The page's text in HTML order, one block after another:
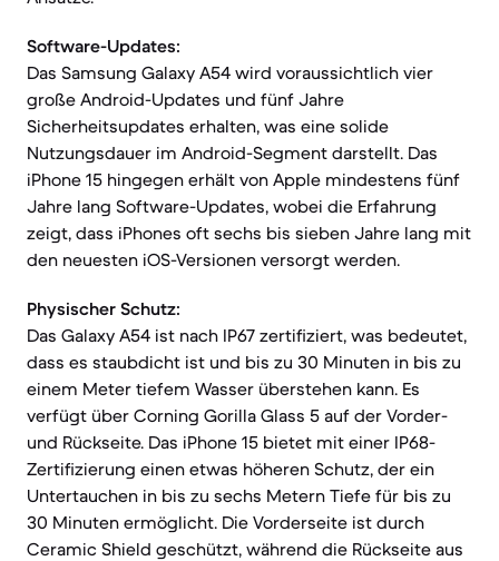
Software-Updates:
Das Samsung Galaxy A54 wird voraussichtlich vier
große Android-Updates und fünf Jahre
Sicherheitsupdates erhalten, was eine solide
Nutzungsdauer im Android-Segment darstellt. Das
iPhone 15 hingegen erhält von Apple mindestens fünf
Jahre lang Software-Updates, wobei die Erfahrung
zeigt, dass iPhones oft sechs bis sieben Jahre lang mit
den neuesten iOS-Versionen versorgt werden.
Physischer Schutz:
Das Galaxy A54 ist nach IP67 zertifiziert, was bedeutet,
dass es staubdicht ist und bis zu 30 Minuten in bis zu
einem Meter tiefem Wasser überstehen kann. Es
verfügt über Corning Gorilla Glass 5 auf der Vorder-
und Rückseite. Das iPhone 15 bietet mit einer IP68-
Zertifizierung einen etwas höheren Schutz, der ein
Untertauchen in bis zu sechs Metern Tiefe für bis zu
30 Minuten ermöglicht. Die Vorderseite ist durch
Ceramic Shield geschützt, während die Rückseite aus